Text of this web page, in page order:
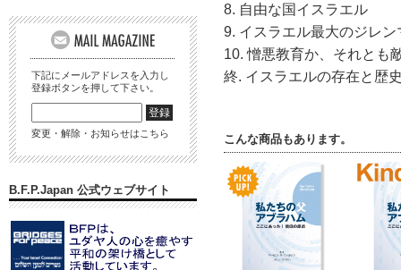
8. 自由な国イスラエル
9. イスラエル最大のジレ
10. 憎悪教育か、それとも
終. イスラエルの存在と歴
こんな商品もあります。
下記にメールアドレスを入力し
登録ボタンを押して下さい。
変更・解除・お知らせはこちら
B.F.P.Japan 公式ウェブサイト